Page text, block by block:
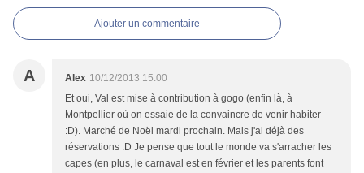
Ajouter un commentaire
A Alex 10/12/2013 15:00
Et oui, Val est mise à contribution à gogo (enfin là, à
Montpellier où on essaie de la convaincre de venir habiter
:D). Marché de Noël mardi prochain. Mais j'ai déjà des
réservations :D Je pense que tout le monde va s'arracher les
capes (en plus, le carnaval est en février et les parents font